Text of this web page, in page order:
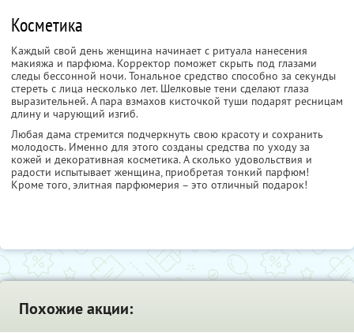
Косметика
Каждый свой день женщина начинает с ритуала нанесения
макияжа и парфюма. Корректор поможет скрыть под глазами
следы бессонной ночи. Тональное средство способно за секунды
стереть с лица несколько лет. Шелковые тени сделают глаза
выразительней. А пара взмахов кисточкой туши подарят ресницам
длину и чарующий изгиб.
Любая дама стремится подчеркнуть свою красоту и сохранить
молодость. Именно для этого созданы средства по уходу за
кожей и декоративная косметика. А сколько удовольствия и
радости испытывает женщина, приобретая тонкий парфюм!
Кроме того, элитная парфюмерия – это отличный подарок!
Похожие акции: